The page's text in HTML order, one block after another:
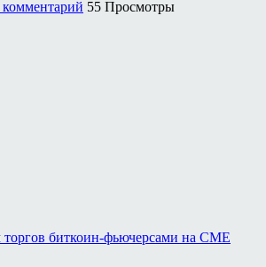
55 Просмотры
биткоин-фьючерсами на CME